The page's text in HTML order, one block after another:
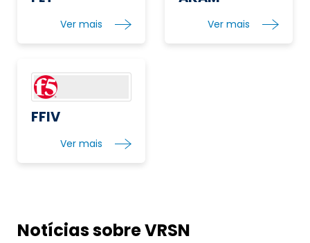
Ver mais Ver mais
FFIV
Ver mais
Notícias sobre VRSN